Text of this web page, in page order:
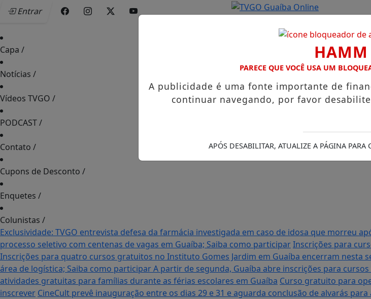
Entrar
Capa /
Notícias /
Vídeos TVGO /
PODCAST/
Contato /
Cupons de Desconto /
Enquetes /
Colunistas /
Exclusividade: TVGO entrevista defesa da farmácia investigada em caso de idosa que morreu
processo seletivo com centenas de vagas em Guaíba; Saiba como participarInscrições para
Inscrições para quatro cursos gratuitos no Instituto Gomes Jardim em Guaíba encerram nesta
área de logística; Saiba como participarA partir de segunda, Guaíba abre inscrições para
atividades gratuitas para famílias durante as férias escolares em Guaíba Curso gratuito para
inscrever CineCult prevê inauguração entre os dias 29 e 31 e aguarda conclusão de alvarás
HAMM
PARECE QUE VOCÊ USA UM
A publicidade é uma fonte importante de
continuar navegando, por favor
APÓS DESABILITAR, ATUALIZE A PÁGINA PARA